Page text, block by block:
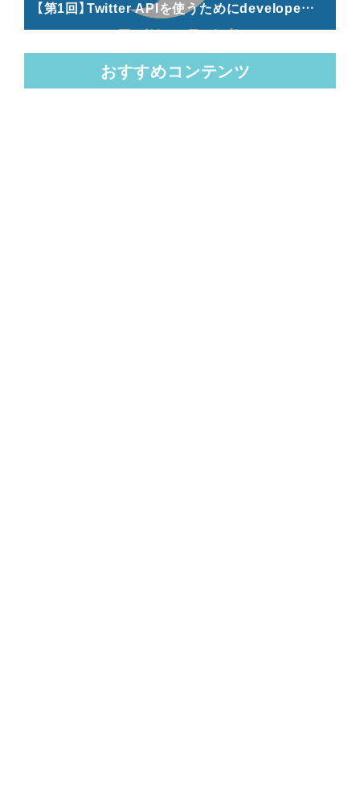
【第1回】Twitter APIを使うためにdevelope…